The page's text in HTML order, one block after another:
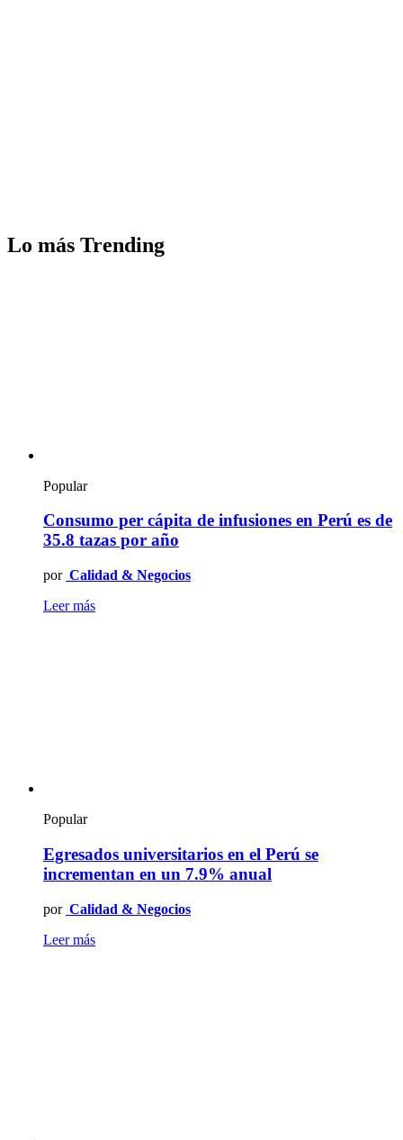
Lo más Trending
Popular
Consumo per cápita de infusiones en Perú es de
35.8 tazas por año
por Calidad & Negocios
Leer más
Popular
Egresados universitarios en el Perú se
incrementan en un 7.9% anual
por Calidad & Negocios
Leer más